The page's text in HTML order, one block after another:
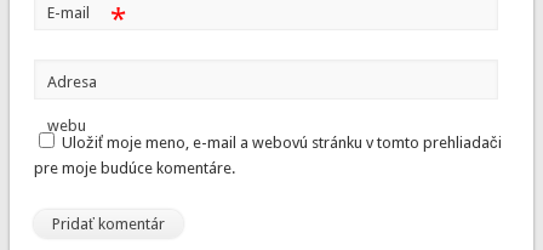
E-mail *
Adresa
webu
Uložiť moje meno, e-mail a webovú stránku v tomto prehliadači
pre moje budúce komentáre.